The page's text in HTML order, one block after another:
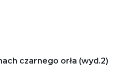
czarnego orła (wyd.2)